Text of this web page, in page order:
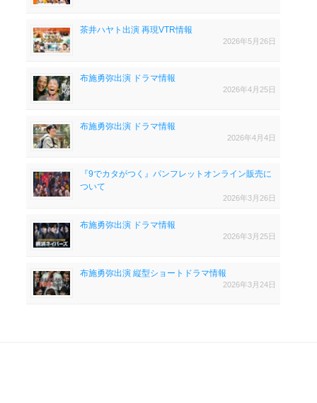
茶井ハヤト出演 再現VTR情報
2026年5月26日
布施勇弥出演 ドラマ情報
2026年4月25日
布施勇弥出演 ドラマ情報
2026年4月4日
『9でカタがつく』パンフレットオンライン販売に
ついて
2026年3月26日
布施勇弥出演 ドラマ情報
2026年3月25日
布施勇弥出演 縦型ショートドラマ情報
2026年3月24日